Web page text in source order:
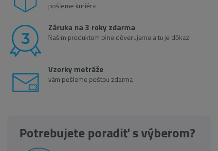
pošleme kuriéra
Záruka na 3 roky zdarma
Našim produktom plne dôverujeme a tu je dôkaz
Vzorky metráže
vám pošleme poštou zdarma
Potrebujete poradiť s výberom?